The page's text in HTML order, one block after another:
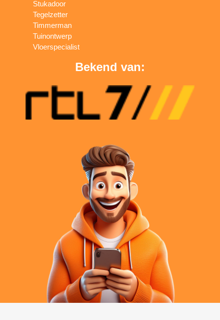
Stukadoor
Tegelzetter
Timmerman
Tuinontwerp
Vloerspecialist
Bekend van: